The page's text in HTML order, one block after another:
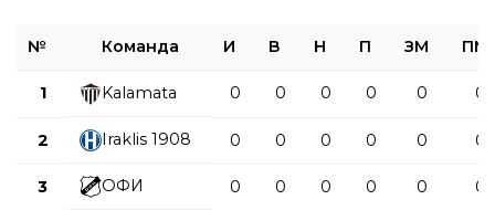
№ Команда И В Н П ЗМ ПМ
1 Kalamata 0 0 0 0 0 0
2 Iraklis 1908 0 0 0 0 0 0
3 ОФИ 0 0 0 0 0 0